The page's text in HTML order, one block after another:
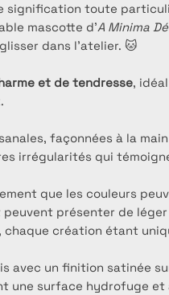
signification toute
mascotte d’A Minima
dans l’atelier. 🐱
et de tendresse,
façonnées à la
irrégularités qui
que les couleurs
présenter de
chaque création étant
avec un finition satinée
une surface hydrofuge